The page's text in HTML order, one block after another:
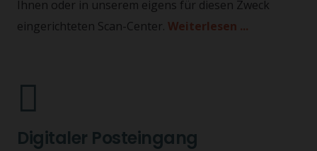
Ihnen oder in unserem eigens für diesen Zweck
eingerichteten Scan-Center. Weiterlesen ...
Digitaler Posteingang